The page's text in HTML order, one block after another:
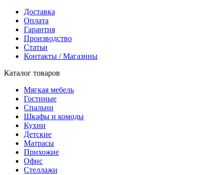
Доставка
Оплата
Гарантия
Производство
Статьи
Контакты / Магазины
Каталог товаров
Мягкая мебель
Гостиные
Спальни
Шкафы и комоды
Кухни
Детские
Матрасы
Прихожие
Офис
Стеллажи